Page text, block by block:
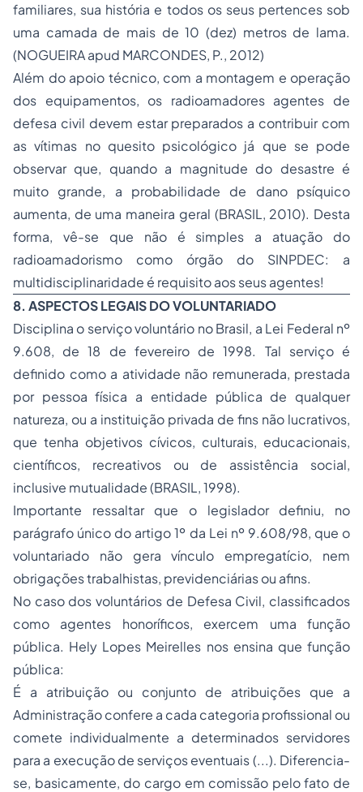
familiares, sua história e todos os seus pertences sob
uma camada de mais de 10 (dez) metros de lama.
(NOGUEIRA apud MARCONDES, P., 2012)
Além do apoio técnico, com a montagem e operação
dos equipamentos, os radioamadores agentes de
defesa civil devem estar preparados a contribuir com
as vítimas no quesito psicológico já que se pode
observar que, quando a magnitude do desastre é
muito grande, a probabilidade de dano psíquico
aumenta, de uma maneira geral (BRASIL, 2010). Desta
forma, vê-se que não é simples a atuação do
radioamadorismo como órgão do SINPDEC: a
multidisciplinaridade é requisito aos seus agentes!
8. ASPECTOS LEGAIS DO VOLUNTARIADO
Disciplina o serviço voluntário no Brasil, a Lei Federal nº
9.608, de 18 de fevereiro de 1998. Tal serviço é
definido como a atividade não remunerada, prestada
por pessoa física a entidade pública de qualquer
natureza, ou a instituição privada de fins não lucrativos,
que tenha objetivos cívicos, culturais, educacionais,
científicos, recreativos ou de assistência social,
inclusive mutualidade (BRASIL, 1998).
Importante ressaltar que o legislador definiu, no
parágrafo único do artigo 1º da Lei nº 9.608/98, que o
voluntariado não gera vínculo empregatício, nem
obrigações trabalhistas, previdenciárias ou afins.
No caso dos voluntários de Defesa Civil, classificados
como agentes honoríficos, exercem uma função
pública. Hely Lopes Meirelles nos ensina que função
pública:
É a atribuição ou conjunto de atribuições que a
Administração confere a cada categoria profissional ou
comete individualmente a determinados servidores
para a execução de serviços eventuais (...). Diferencia-
se, basicamente, do cargo em comissão pelo fato de